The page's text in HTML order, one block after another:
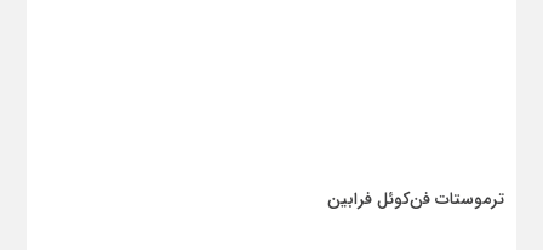
ترموستات فن‌کوئل فرابین